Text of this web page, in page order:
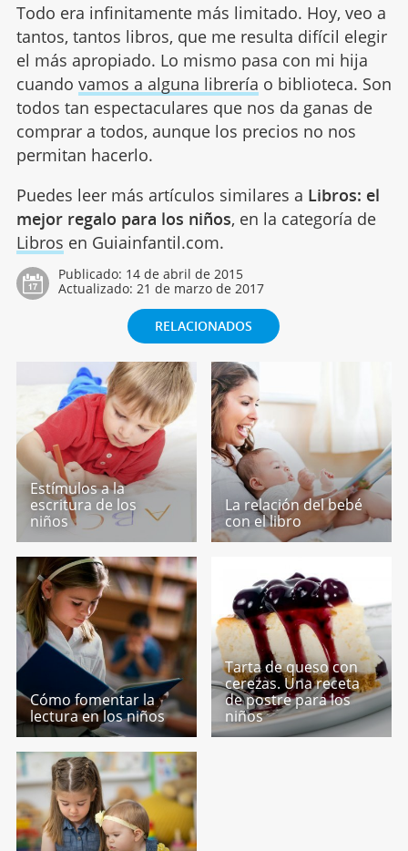
Todo era infinitamente más limitado. Hoy, veo a
tantos, tantos libros, que me resulta difícil elegir
el más apropiado. Lo mismo pasa con mi hija
cuando vamos a alguna librería o biblioteca. Son
todos tan espectaculares que nos da ganas de
comprar a todos, aunque los precios no nos
permitan hacerlo.
Puedes leer más artículos similares a Libros: el
mejor regalo para los niños, en la categoría de
Libros en Guiainfantil.com.
Publicado: 14 de abril de 2015
Actualizado: 21 de marzo de 2017
RELACIONADOS
Estímulos a la
escritura de los
niños
La relación del bebé
con el libro
Cómo fomentar la
lectura en los niños
Tarta de queso con
cerezas. Una receta
de postre para los
niños